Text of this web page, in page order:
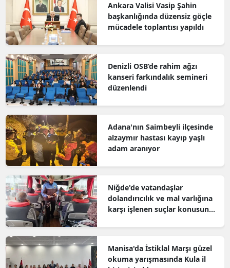
Ankara Valisi Vasip Şahin
başkanlığında düzensiz göçle
mücadele toplantısı yapıldı
Denizli OSB’de rahim ağzı
kanseri farkındalık semineri
düzenlendi
Adana'nın Saimbeyli ilçesinde
alzaymır hastası kayıp yaşlı
adam aranıyor
Niğde'de vatandaşlar
dolandırıcılık ve mal varlığına
karşı işlenen suçlar konusunda
Manisa'da İstiklal Marşı güzel
okuma yarışmasında Kula il